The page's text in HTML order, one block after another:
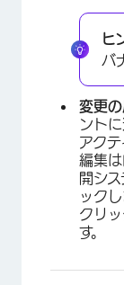
ヒ
バ
変更の
ント
アク
編集は
開シ
ック
クリ
す。